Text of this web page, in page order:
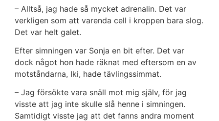
– Alltså, jag hade så mycket adrenalin. Det var
verkligen som att varenda cell i kroppen bara slog.
Det var helt galet.
Efter simningen var Sonja en bit efter. Det var
dock något hon hade räknat med eftersom en av
motståndarna, Iki, hade tävlingssimmat.
– Jag försökte vara snäll mot mig själv, för jag
visste att jag inte skulle slå henne i simningen.
Samtidigt visste jag att det fanns andra moment